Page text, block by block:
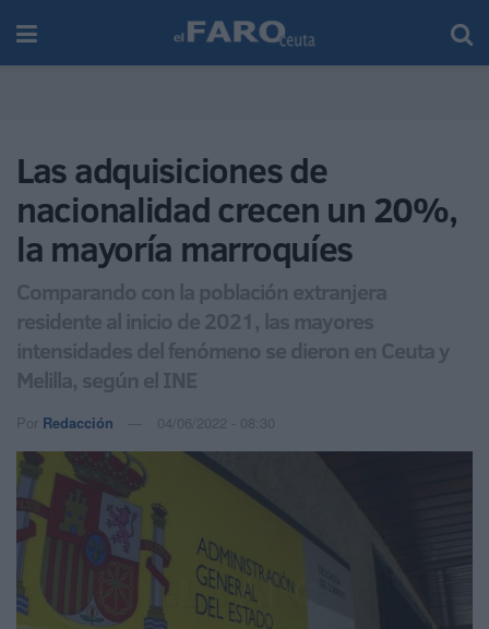
Las adquisiciones de
nacionalidad crecen un 20%,
la mayoría marroquíes
Comparando con la población extranjera
residente al inicio de 2021, las mayores
intensidades del fenómeno se dieron en Ceuta y
Melilla, según el INE
Por Redacción 04/06/2022 - 08:30